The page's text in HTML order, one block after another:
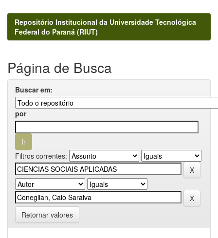
Repositório Institucional da Universidade Tecnológica
Federal do Paraná (RIUT)
Página de Busca
Buscar em:
por
Filtros correntes:
Retornar valores